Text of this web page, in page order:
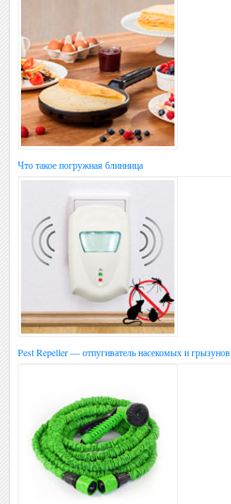
Что такое погружная блинница
Pest Repeller — отпугиватель насекомых и грызунов